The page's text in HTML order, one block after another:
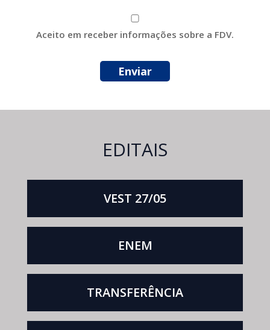
Aceito em receber informações sobre a FDV.
EDITAIS
VEST 27/05
ENEM
TRANSFERÊNCIA